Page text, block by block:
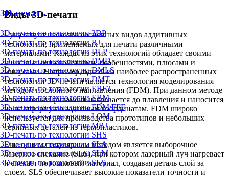
3D-печать
3D-печать по технологии 3DP
3D-печать по технологии BJ
3D-печать по технологии DLP
3D-печать по технологии DMD
3D-печать по технологии DMLS
3D-печать по технологии DMT
3D-печать по технологии EBF3
3D-печать по технологии EBM
3D-печать по технологии FDM/FFF
3D-печать по технологии LOM
3D-печать по технологии MBJ
3D-печать по технологии SHS
3D-печать по технологии SLA
3D-печать по технологии SLM
3D-печать по технологии SLS
Виды 3D-печати
Существует несколько основных видов аддитивных
технологий, применяемых для печати различными
материалами. Каждая из этих технологий обладает своими
уникальными свойствами, особенностями, плюсами и
минусами. Например, одной из наиболее распространенных
технологий 3D-печати является технология моделирования
методом послойного наплавления (FDM). При данном методе
пластиковый филамент нагревается до плавления и наносится
на платформу по заданным координатам. FDM широко
используется для производства прототипов и небольших
серийных деталей из термопластиков.
Еще одним популярным методом является выборочное
лазерное спекание (SLS), при котором лазерный луч нагревает
и спекает порошковый материал, создавая деталь слой за
слоем. SLS обеспечивает высокие показатели точности и